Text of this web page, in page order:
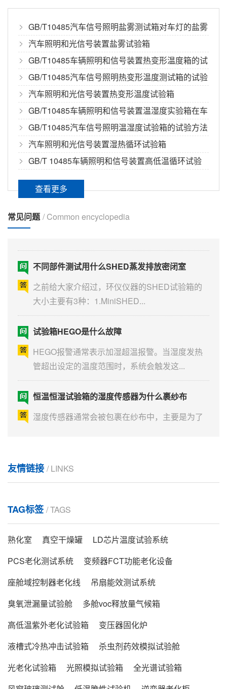
GB/T10485汽车信号照明盐雾测试箱对车灯的盐雾
试验方法
汽车照明和光信号装置盐雾试验箱
GB/T10485车辆照明和信号装置热变形温度箱的试
验解读
GB/T10485汽车信号照明热变形温度测试箱的试验
方法
汽车照明和光信号装置热变形温度试验箱
GB/T10485车辆照明和信号装置温湿度实验箱在车
灯测试中的应用
GB/T10485汽车信号照明温湿度试验箱的试验方法
汽车照明和光信号装置湿热循环试验箱
GB/T 10485车辆照明和信号装置高低温循环试验
箱在车灯测试中的应用
查看更多
常见问题 / Common encyclopedia
透率快速提升，氢燃料电池汽车随着基础设...
恒温恒湿房间的温湿度测试点有几个
恒温恒湿房的技术要求是依照《GB/T10586-2006
湿热试验箱技术条件》的标...
液槽冷热冲击用的液体是什么
液槽式冷热冲击试验是把试样在高温和低温的液
体介质（具有电气绝缘性的不燃性弗元素系...
SHED蒸发排放试验密闭舱是怎么工作的
根据T/CASE121-2019等相关标准，目前对于产
大小主要有3种：1.MiniSHED...
管超出设定的温度范围时，系统会触发这...
提高湿度的准确性和可靠性。以下是几个主...
湿球纱布一定要上端挂在湿球传感器上，下端放
汽车大灯的设计和性能越来越受到重视，为了确
步入式全气候环境实验室的功能如何实现
步入式全气候环境实验室由不同的系统组成，不
同系统共同协作，完成各种模拟环境试验。...
甲醛预处理恒温恒湿舱有哪些特点？
我国最新标准《GB/T 17657-2022 人造板及饰面
人造板理化性能试验方法...
友情链接 / LINKS
TAG标签/ TAGS
熟化室 真空干燥罐
LD芯片温度试验系统
PCS老化测试系统
变频器FCT功能老化设备
座舱域控制器老化线
吊扇能效测试系统
臭氧泄漏量试验舱
多舱voc释放量气候箱
高低温紫外老化试验箱
变压器固化炉
液槽式冷热冲击试验箱
杀虫剂药效模拟试验舱
光老化试验箱
光照模拟试验箱
全光谱试验箱